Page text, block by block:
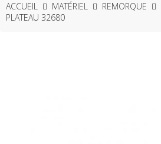
ACCUEIL MATÉRIEL REMORQUE
PLATEAU 32680